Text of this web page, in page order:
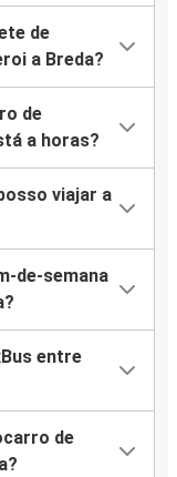
de
a Breda?
de
a horas?
viajar a
de-semana
entre
de